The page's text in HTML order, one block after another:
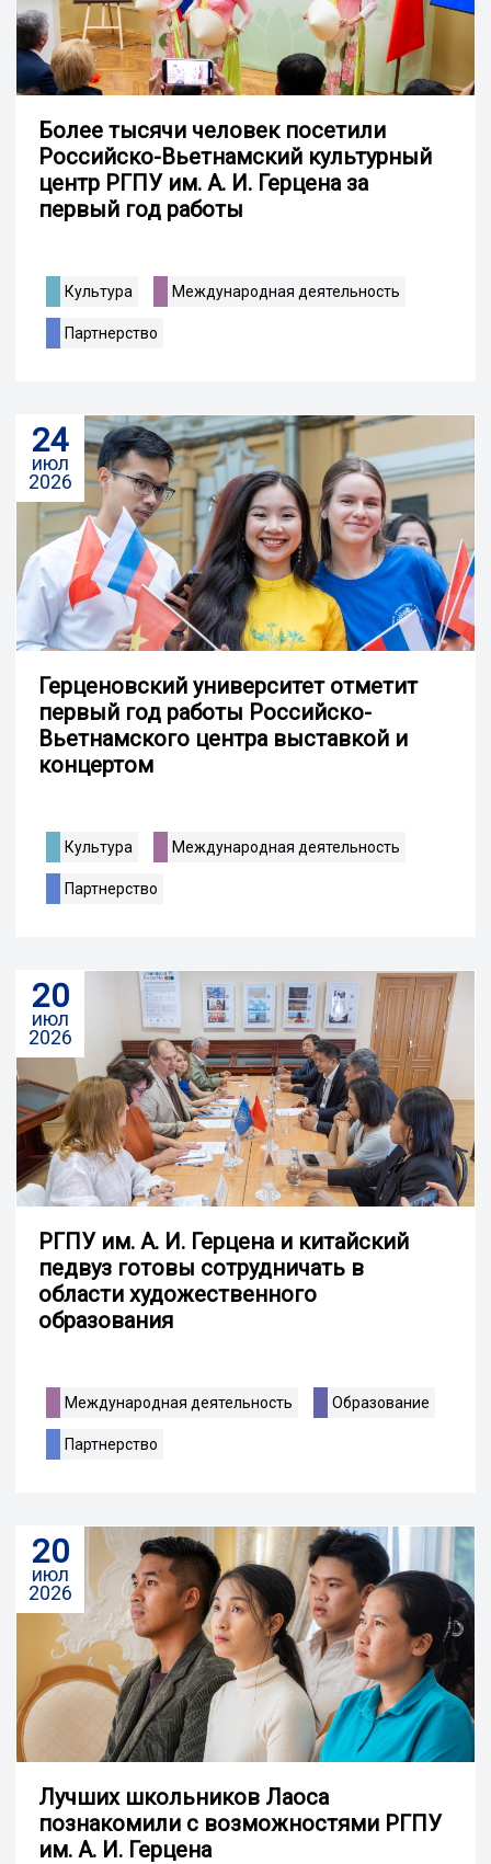
Более тысячи человек посетили
Российско-Вьетнамский культурный
центр РГПУ им. А. И. Герцена за
первый год работы
Культура Международная деятельность
Партнерство
24
июл
2026
Герценовский университет отметит
первый год работы Российско-
Вьетнамского центра выставкой и
концертом
Культура Международная деятельность
Партнерство
20
июл
2026
РГПУ им. А. И. Герцена и китайский
педвуз готовы сотрудничать в
области художественного
образования
Международная деятельность Образование
Партнерство
20
июл
2026
Лучших школьников Лаоса
познакомили с возможностями РГПУ
им. А. И. Герцена